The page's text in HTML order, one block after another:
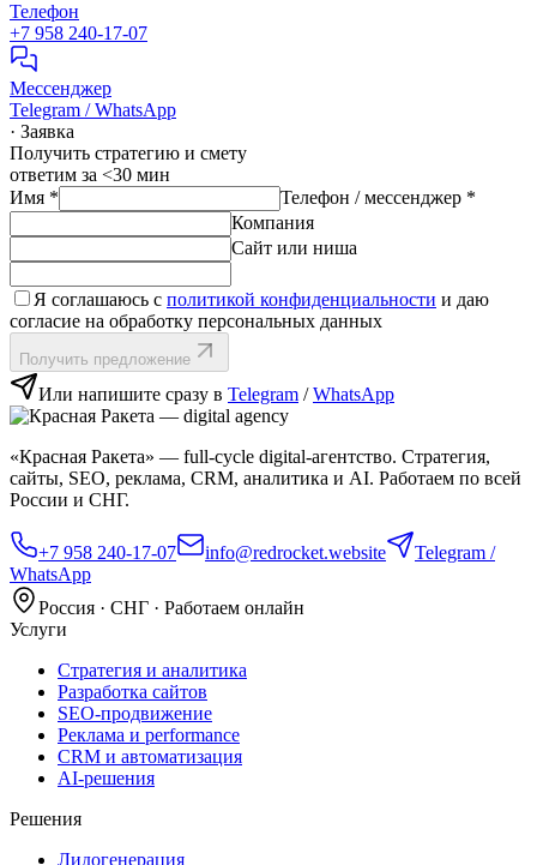
Телефон
+7 958 240‑17‑07
Мессенджер
Telegram / WhatsApp
· Заявка
Получить стратегию и смету
ответим за <30 мин
Имя * Телефон / мессенджер *
Компания
Сайт или ниша
Я соглашаюсь с политикой конфиденциальности и даю
согласие на обработку персональных данных
Получить предложение
Или напишите сразу в Telegram /WhatsApp
«Красная Ракета» — full‑cycle digital‑агентство. Стратегия,
сайты, SEO, реклама, CRM, аналитика и AI. Работаем по всей
России и СНГ.
+7 958 240‑17‑07 info@redrocket.website
Telegram /
WhatsApp
Россия · СНГ · Работаем онлайн
Услуги
Стратегия и аналитика
Разработка сайтов
SEO‑продвижение
Реклама и performance
CRM и автоматизация
AI‑решения
Решения
Лидогенерация